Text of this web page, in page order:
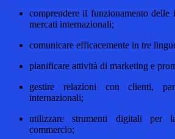
comprendere il funzionamento delle
mercati internazionali;
comunicare efficacemente in tre
pianificare attività di marketing e
gestire relazioni con clienti,
internazionali;
utilizzare strumenti digitali per
commercio;